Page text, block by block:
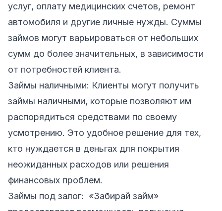
услуг, оплату медицинских счетов, ремонт
автомобиля и другие личные нужды. Суммы
займов могут варьироваться от небольших
сумм до более значительных, в зависимости
от потребностей клиента.
Займы наличными: Клиенты могут получить
займы наличными, которые позволяют им
распорядиться средствами по своему
усмотрению. Это удобное решение для тех,
кто нуждается в деньгах для покрытия
неожиданных расходов или решения
финансовых проблем.
Займы под залог: «Забирай займ»